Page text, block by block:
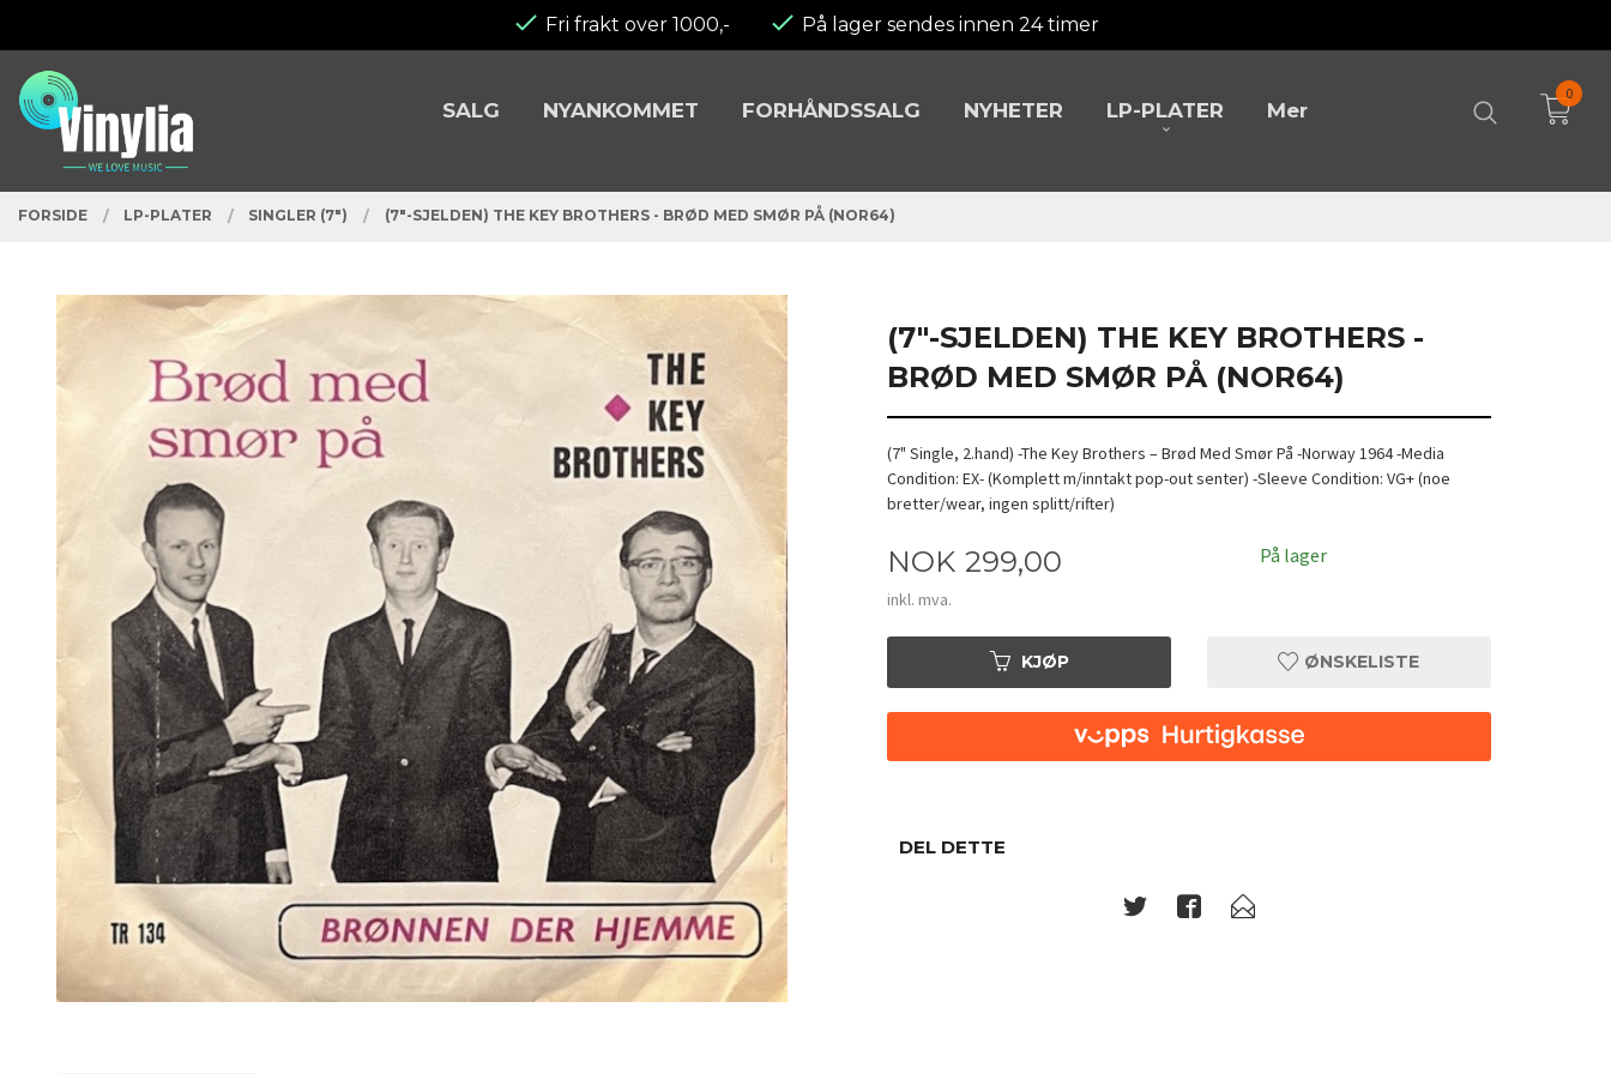
innholdet
Fri frakt over 1000,- På lager sendes innen 24 timer
PRODUKTER
SALG NYANKOMMET FORHÅNDSSALG NYHETER LP-PLATER Mer
0
FORSIDE LP-PLATER SINGLER (7") (7"-SJELDEN) THE KEY BROTHERS - BRØD MED SMØR PÅ (NOR64)
(7"-SJELDEN) THE KEY BROTHERS -
BRØD MED SMØR PÅ (NOR64)
(7" Single, 2.hand) -The Key Brothers – Brød Med Smør På -Norway 1964 -Media
Condition: EX- (Komplett m/inntakt pop-out senter) -Sleeve Condition: VG+ (noe
bretter/wear, ingen splitt/rifter)
Pris
NOK 299,00
inkl. mva.
På lager
KJØP ØNSKELISTE
DEL DETTE